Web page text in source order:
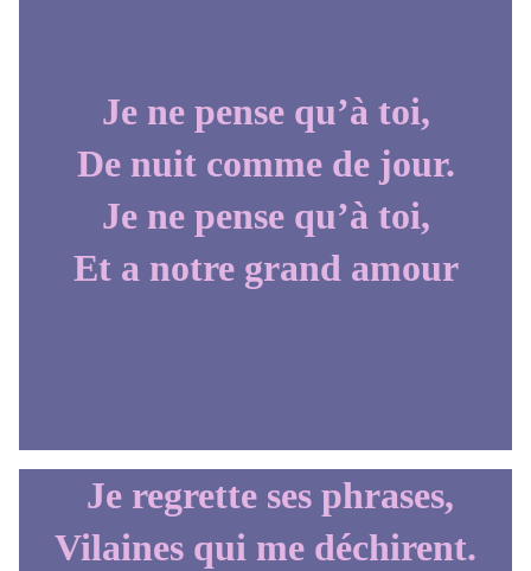
Je ne pense qu’à toi,
De nuit comme de jour.
Je ne pense qu’à toi,
Et a notre grand amour
Je regrette ses phrases,
Vilaines qui me déchirent.